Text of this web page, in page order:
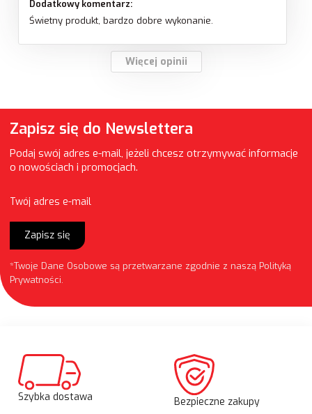
Dodatkowy komentarz:
Świetny produkt, bardzo dobre wykonanie.
Więcej opinii
Zapisz się do Newslettera
Podaj swój adres e-mail, jeżeli chcesz otrzymywać informacje
o nowościach i promocjach.
Twój adres e-mail
Zapisz się
*Twoje Dane Osobowe są przetwarzane zgodnie z naszą Polityką
Prywatności.
Szybka dostawa Bezpieczne zakupy